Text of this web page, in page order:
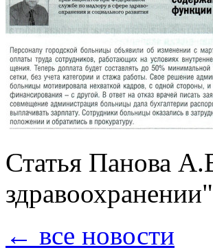
Статья Панова
← все новости